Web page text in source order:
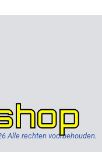
Alle rechten voorbehouden.